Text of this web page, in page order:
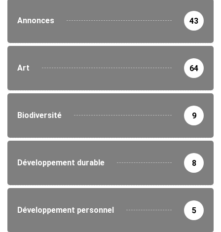
Annonces 43
Art 64
Biodiversité 9
Développement durable 8
Développement personnel 5